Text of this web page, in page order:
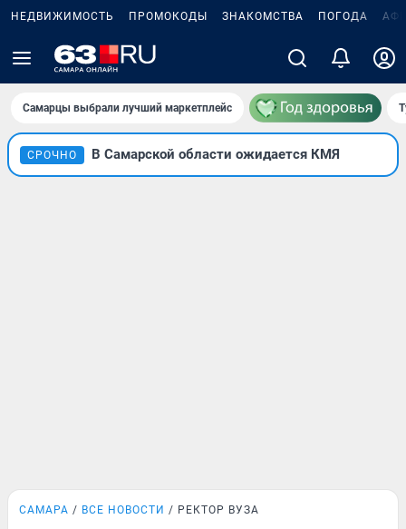
НЕДВИЖИМОСТЬ ПРОМОКОДЫ ЗНАКОМСТВА ПОГОДА
Самарцы выбрали лучший маркетплейс
СРОЧНО В Самарской области ожидается КМЯ
САМАРА ВСЕ НОВОСТИ РЕКТОР ВУЗА